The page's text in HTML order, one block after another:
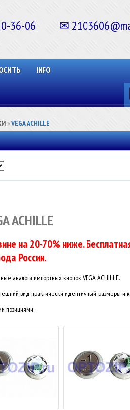
36-06 ✉
INFO
»VEGA ACHILLE
ACHILLE
на 20-70% ниже.
России.
аналоги импортных кнопок VEGA ACHILLE.
вид практически идентичный, размеры и
позициями.